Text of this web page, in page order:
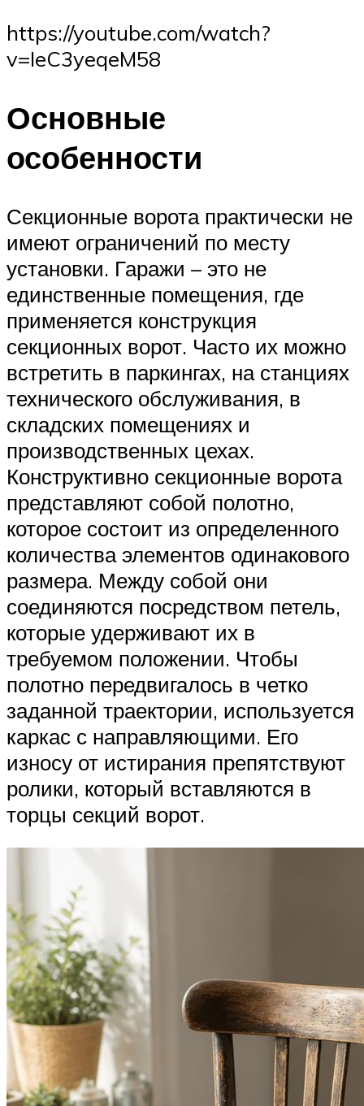
https://youtube.com/watch?
v=IeC3yeqeM58
Основные
особенности
Секционные ворота практически не
имеют ограничений по месту
установки. Гаражи – это не
единственные помещения, где
применяется конструкция
секционных ворот. Часто их можно
встретить в паркингах, на станциях
технического обслуживания, в
складских помещениях и
производственных цехах.
Конструктивно секционные ворота
представляют собой полотно,
которое состоит из определенного
количества элементов одинакового
размера. Между собой они
соединяются посредством петель,
которые удерживают их в
требуемом положении. Чтобы
полотно передвигалось в четко
заданной траектории, используется
каркас с направляющими. Его
износу от истирания препятствуют
ролики, который вставляются в
торцы секций ворот.